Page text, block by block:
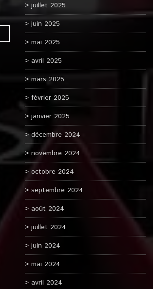
juillet 2025
juin 2025
mai 2025
avril 2025
mars 2025
février 2025
janvier 2025
décembre 2024
novembre 2024
octobre 2024
septembre 2024
août 2024
juillet 2024
juin 2024
mai 2024
avril 2024